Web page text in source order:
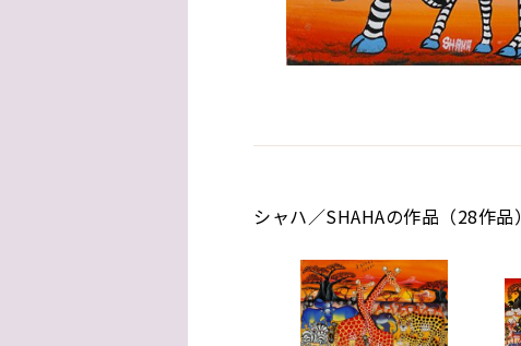
シャハ／SHAHAの作品（28作品）